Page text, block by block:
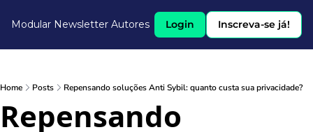
Modular Newsletter Autores Login Inscreva-se já!
Home Posts Repensando soluções Anti Sybil: quanto custa sua privacidade?
Repensando